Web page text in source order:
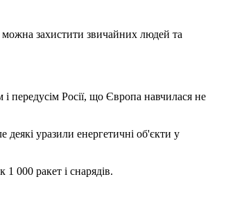
можна захистити звичайних людей та
передусім Росії, що Європа навчилася не
уразили енергетичні об'єкти у
1 000 ракет і снарядів.